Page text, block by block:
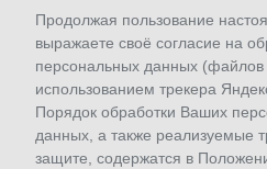
Продолжая пользование
выражаете своё согласие на
персональных данных (файлов
использованием трекера
Порядок обработки Ваших
данных, а также реализуемые
защите, содержатся в
Ⓒ 1992-2026 АО «МАКС»
Лицензии Банка России: ОС №
ОС № 1427-05, СЛ № 1427, СИ
18.06.2018 г.; ОС № 1427-02 от